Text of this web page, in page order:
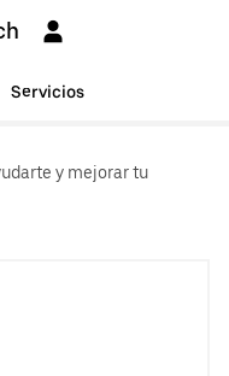
Servicios
y mejorar tu